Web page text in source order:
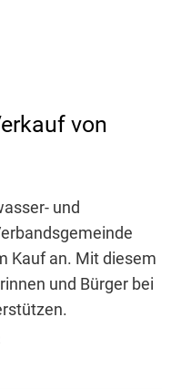
von
und
Kauf an. Mit diesem
und Bürger bei